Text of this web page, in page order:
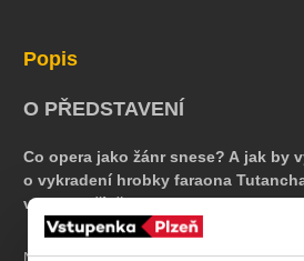
Popis
O PŘEDSTAVENÍ
Co opera jako žánr snese? A jak by
o vykradení hrobky faraona
v tomto příběhu hledat komiku?